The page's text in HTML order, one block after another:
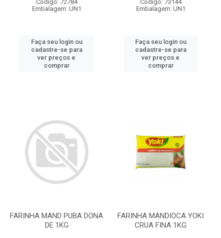
Código: 72784
Embalagem: UN1
Faça seu login ou
cadastre-se para
ver preços e
comprar
Código: 73144
Embalagem: UN1
Faça seu login ou
cadastre-se para
ver preços e
comprar
FARINHA MAND PUBA DONA
DE 1KG
FARINHA MANDIOCA YOKI
CRUA FINA 1KG